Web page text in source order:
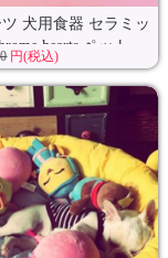
犬用食器 セラミッ
hearts ペット...
円(税込)